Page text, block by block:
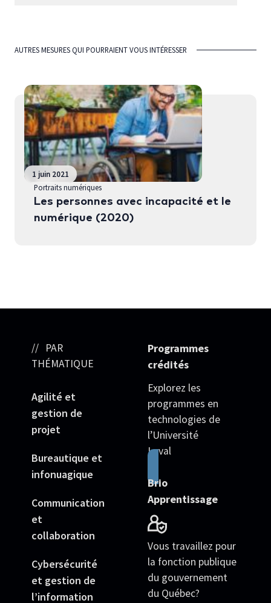
AUTRES MESURES QUI POURRAIENT VOUS INTÉRESSER
1 juin 2021
Portraits numériques
Les personnes avec incapacité et le
numérique (2020)
PAR
THÉMATIQUE
Agilité et
gestion de
projet
Bureautique et
infonuagique
Communication
et
collaboration
Cybersécurité
et gestion de
l’information
Programmes
crédités
Explorez les
programmes en
technologies de
l’Université
Laval
Brio
Apprentissage
Vous travaillez pour
la fonction publique
du gouvernement
du Québec?